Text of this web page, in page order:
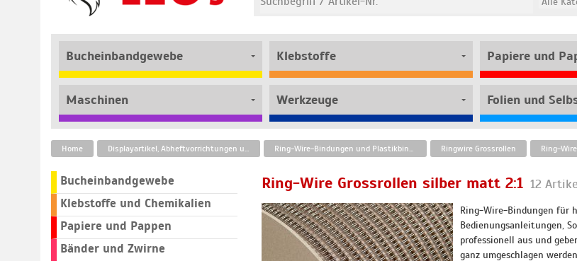
Bucheinbandgewebe Klebstoffe Papiere und
Maschinen Werkzeuge Folien und
Home Displayartikel, Abheftvorrichtungen und Befestigungstechnik Ring-Wire-Bindungen und Plastikbinderücken Ringwire Grossrollen Ring-
Bucheinbandgewebe
Klebstoffe und Chemikalien
Papiere und Pappen
Bänder und Zwirne
Ring-Wire Grossrollen silber matt 2:1 12
Ring-Wire-Bindungen für
Bedienungsanleitungen,
professionell aus und
ganz umgeschlagen